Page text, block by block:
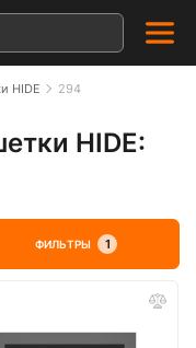
HIDE 294
HIDE:
ФИЛЬТРЫ 1